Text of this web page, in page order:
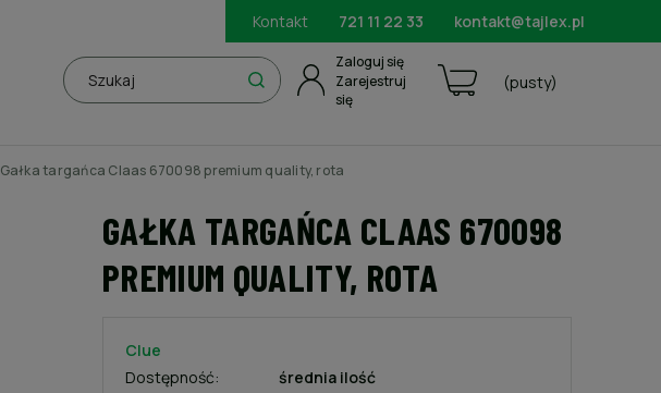
Kontakt 721 11 22 33 kontakt@tajlex.pl
(pusty)
Zarejestruj
się
Zaloguj się
Gałka targańca Claas 670098 premium quality, rota
GAŁKA TARGAŃCA CLAAS 670098
PREMIUM QUALITY, ROTA
Clue
Dostępność:
średnia ilość